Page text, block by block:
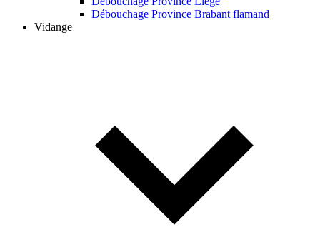
Débouchage Province Brabant flamand
Vidange